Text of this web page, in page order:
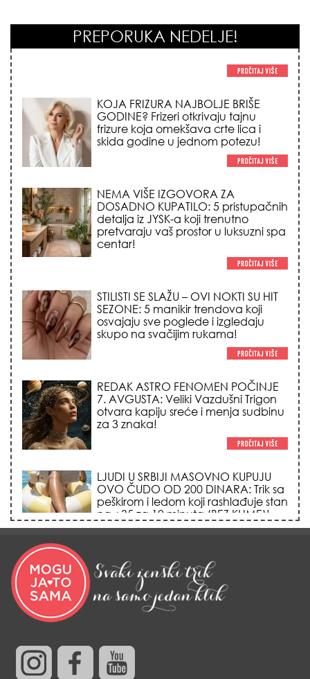
PREPORUKA NEDELJE!
KOJA FRIZURA NAJBOLJE BRIŠE
frizure koja omekšava crte lica i
skida godine u jednom potezu!
NEMA VIŠE IZGOVORA ZA
detalja iz JYSK-a koji trenutno
pretvaraju vaš prostor u luksuzni spa
centar!
STILISTI SE SLAŽU – OVI NOKTI SU HIT
osvajaju sve poglede i izgledaju
skupo na svačijim rukama!
REDAK ASTRO FENOMEN POČINJE
otvara kapiju sreće i menja sudbinu
za 3 znaka!
LJUDI U SRBIJI MASOVNO KUPUJU
peškirom i ledom koji rashlađuje stan
na +35 za 10 minuta (BEZ KLIME)!
ako želite da vam kosa raste kao iz
vode i privučete novu ljubav!
LOVOROVIM LISTOM: Stari ritual
privlačenja novca koji treba uraditi
baš tokom sezone Lava!